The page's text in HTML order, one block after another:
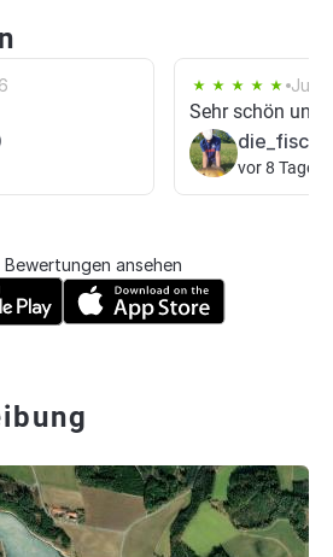
Jul
Sehr schön und
vor 8 Tagen
ansehen